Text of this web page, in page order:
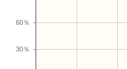
30％
60％